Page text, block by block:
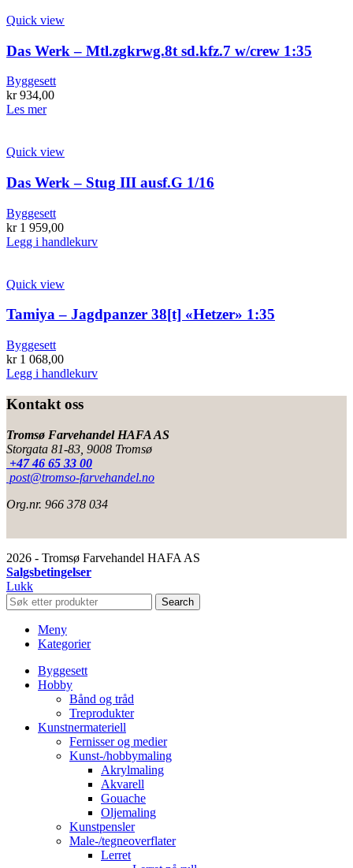
Quick view
Das Werk – Mtl.zgkrwg.8t sd.kfz.7 w/crew 1:35
Byggesett
kr934,00
Les mer
Quick view
Das Werk – Stug III ausf.G 1/16
Byggesett
kr1 959,00
Legg i handlekurv
Quick view
Tamiya – Jagdpanzer 38[t] «Hetzer» 1:35
Byggesett
kr1 068,00
Legg i handlekurv
Kontakt oss
Tromsø Farvehandel HAFA AS
Storgata 81-83, 9008 Tromsø
+47 46 65 33 00
post@tromso-farvehandel.no
Org.nr. 966 378 034
2026 - Tromsø Farvehandel HAFA AS
Salgsbetingelser
Lukk
Search
Meny
Kategorier
Byggesett
Hobby
Bånd og tråd
Treprodukter
Kunstnermateriell
Fernisser og medier
Kunst-/hobbymaling
Akrylmaling
Akvarell
Gouache
Oljemaling
Kunstpensler
Male-/tegneoverflater
Lerret